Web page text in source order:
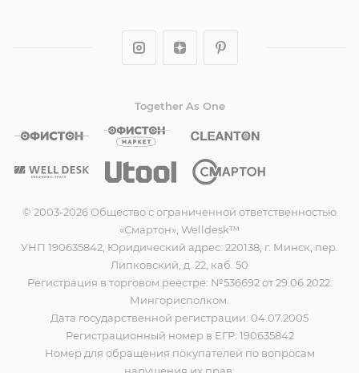
Together As One
© 2003-2026 Общество с ограниченной ответственностью
«Смартон», Welldesk™
УНП 190635842, Юридический адрес: 220138, г. Минск, пер.
Липковский, д. 22, каб. 50
Регистрация в торговом реестре: №536692 от 29.06.2022.
Мингорисполком.
Дата государственной регистрации: 04.07.2005
Регистрационный номер в ЕГР: 190635842
Номер для обращения покупателей по вопросам